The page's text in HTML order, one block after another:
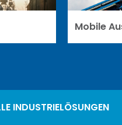
Mobile
INDUSTRIELÖSUNGEN